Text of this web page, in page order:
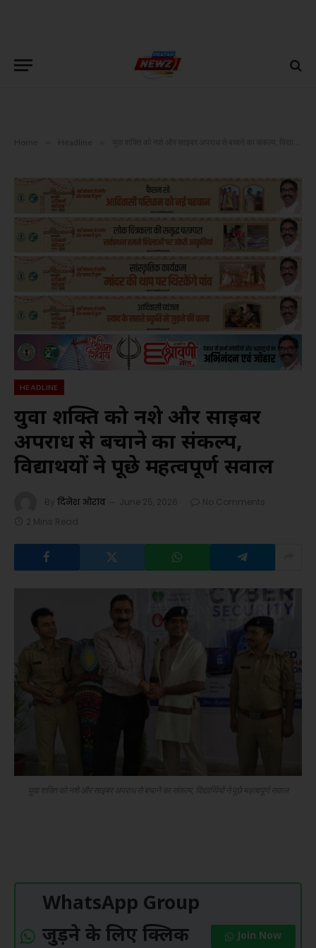
Home Headline
HEADLINE
युवा शक्ति को नशे और साइबर
अपराध से बचाने का संकल्प,
विद्यार्थियों ने पूछे महत्वपूर्ण सवाल
By दिनेश ओरांव June 25, 2026
No Comments
2 Mins Read
युवा शक्ति को नशे और साइबर अपराध से बचाने का संकल्प, विद्यार्थियों ने पूछे महत्वपूर्ण सवाल
WhatsApp Group
जुड़ने के लिए क्लिक
Join Now